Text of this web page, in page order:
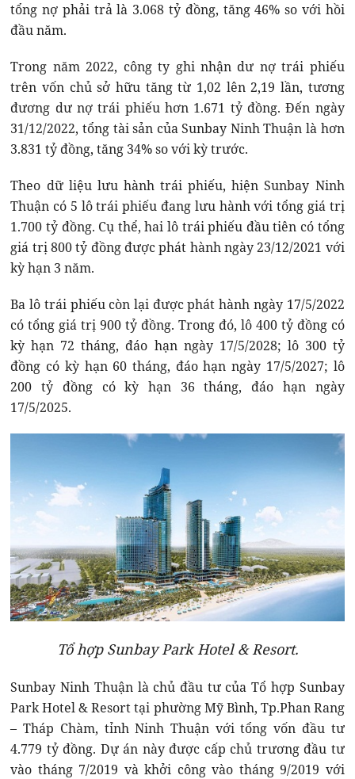
tổng nợ phải trả là 3.068 tỷ đồng, tăng 46% so với hồi
đầu năm.
Trong năm 2022, công ty ghi nhận dư nợ trái phiếu
trên vốn chủ sở hữu tăng từ 1,02 lên 2,19 lần, tương
đương dư nợ trái phiếu hơn 1.671 tỷ đồng. Đến ngày
31/12/2022, tổng tài sản của Sunbay Ninh Thuận là hơn
3.831 tỷ đồng, tăng 34% so với kỳ trước.
Theo dữ liệu lưu hành trái phiếu, hiện Sunbay Ninh
Thuận có 5 lô trái phiếu đang lưu hành với tổng giá trị
1.700 tỷ đồng. Cụ thể, hai lô trái phiếu đầu tiên có tổng
giá trị 800 tỷ đồng được phát hành ngày 23/12/2021 với
kỳ hạn 3 năm.
Ba lô trái phiếu còn lại được phát hành ngày 17/5/2022
có tổng giá trị 900 tỷ đồng. Trong đó, lô 400 tỷ đồng có
kỳ hạn 72 tháng, đáo hạn ngày 17/5/2028; lô 300 tỷ
đồng có kỳ hạn 60 tháng, đáo hạn ngày 17/5/2027; lô
200 tỷ đồng có kỳ hạn 36 tháng, đáo hạn ngày
17/5/2025.
Tổ hợp Sunbay Park Hotel & Resort.
Sunbay Ninh Thuận là chủ đầu tư của Tổ hợp Sunbay
Park Hotel & Resort tại phường Mỹ Bình, Tp.Phan Rang
– Tháp Chàm, tỉnh Ninh Thuận với tổng vốn đầu tư
4.779 tỷ đồng. Dự án này được cấp chủ trương đầu tư
vào tháng 7/2019 và khởi công vào tháng 9/2019 với